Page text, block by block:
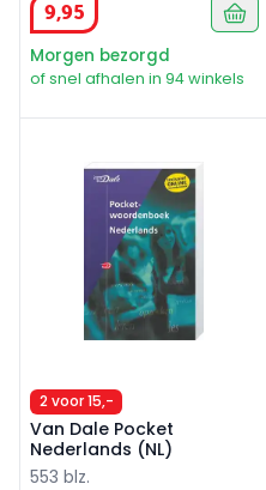
9,95
Morgen bezorgd
of snel afhalen in 94 winkels
2 voor 15,-
Van Dale Pocket
Nederlands (NL)
553 blz.